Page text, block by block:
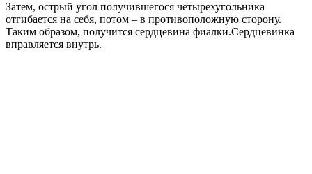
Затем, острый угол получившегося четырехугольника
отгибается на себя, потом – в противоположную сторону.
Таким образом, получится сердцевина фиалки.Сердцевинка
вправляется внутрь.